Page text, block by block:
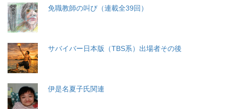
免職教師の叫び（連載全39回）
サバイバー日本版（TBS系）出場者その後
伊是名夏子氏関連